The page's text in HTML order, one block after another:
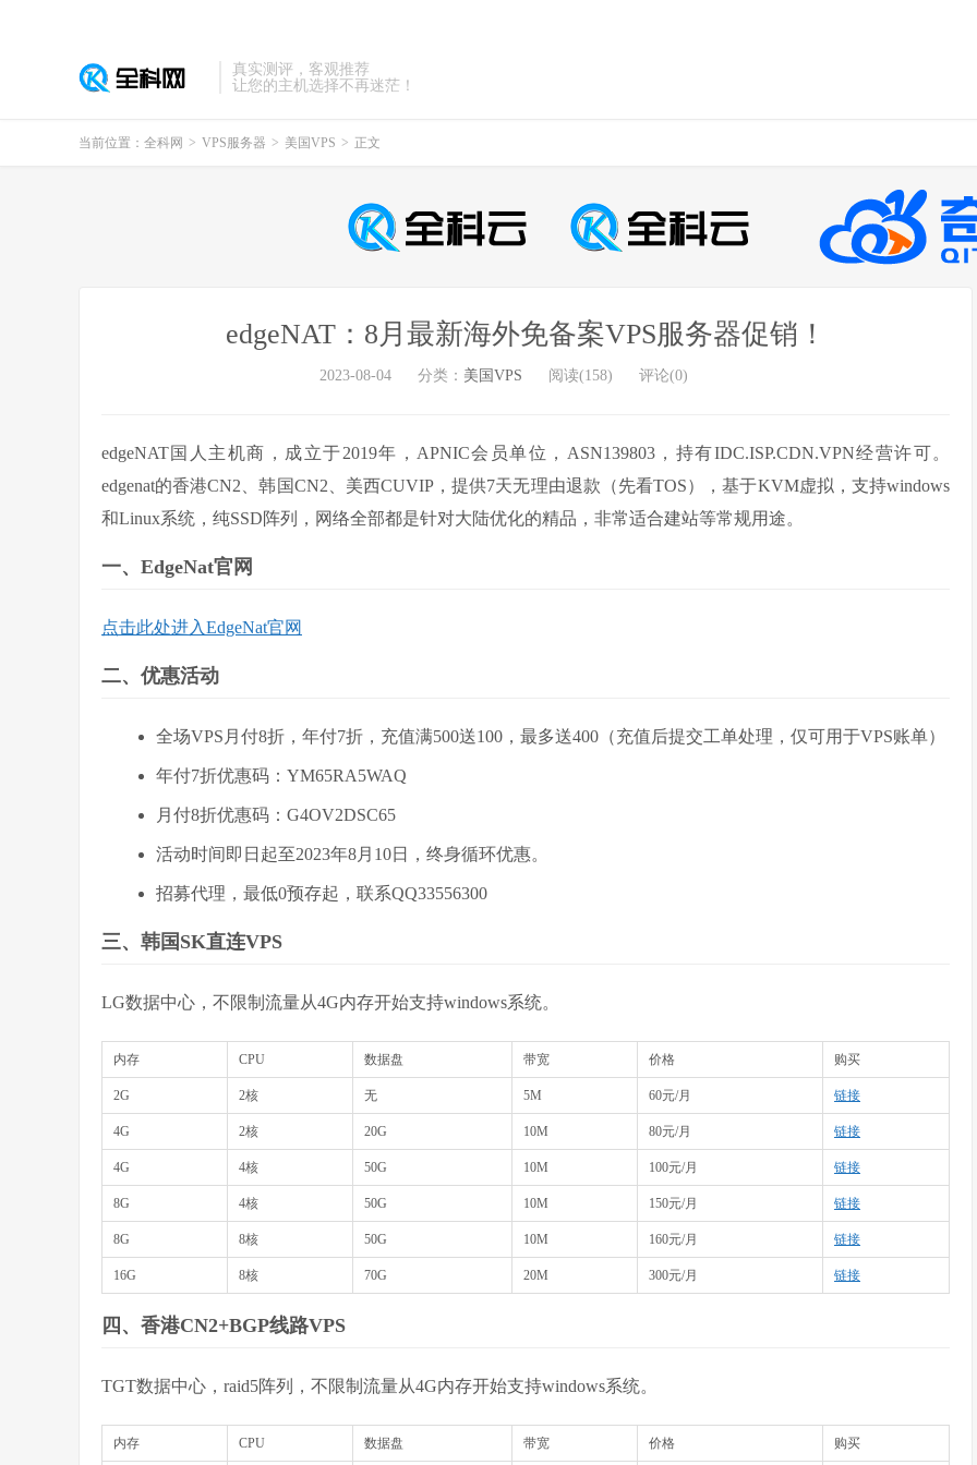
真实测评，客观推荐
让您的主机选择不再迷茫！
当前位置： 全科网 > VPS服务器 > 美国VPS > 正文
edgeNAT：8月最新海外免备案VPS服务器促销！
2023-08-04 分类： 美国VPS 阅读(158) 评论(0)
edgeNAT国人主机商，成立于2019年，APNIC会员单位，ASN139803，持有IDC.ISP.CDN.VPN经营许可。
edgenat的香港CN2、韩国CN2、美西CUVIP，提供7天无理由退款（先看TOS），基于KVM虚拟，支持windows
和Linux系统，纯SSD阵列，网络全部都是针对大陆优化的精品，非常适合建站等常规用途。
一、EdgeNat官网
点击此处进入EdgeNat官网
二、优惠活动
全场VPS月付8折，年付7折，充值满500送100，最多送400（充值后提交工单处理，仅可用于VPS账单）
年付7折优惠码：YM65RA5WAQ
月付8折优惠码：G4OV2DSC65
活动时间即日起至2023年8月10日，终身循环优惠。
招募代理，最低0预存起，联系QQ33556300
三、韩国SK直连VPS
LG数据中心，不限制流量从4G内存开始支持windows系统。
内存 CPU 数据盘 带宽 价格 购买
2G 2核 无 5M 60元/月 链接
4G 2核 20G 10M 80元/月 链接
4G 4核 50G 10M 100元/月 链接
8G 4核 50G 10M 150元/月 链接
8G 8核 50G 10M 160元/月 链接
16G 8核 70G 20M 300元/月 链接
四、香港CN2+BGP线路VPS
TGT数据中心，raid5阵列，不限制流量从4G内存开始支持windows系统。
内存 CPU 数据盘 带宽 价格 购买